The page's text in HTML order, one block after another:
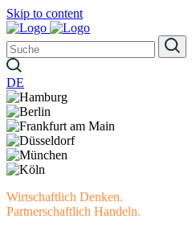
Skip to content
DE
Wirtschaftlich Denken.
Partnerschaftlich Handeln.